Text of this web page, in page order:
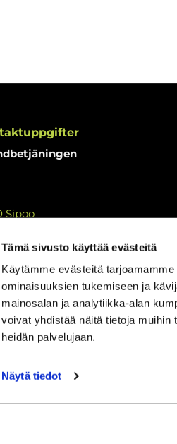
Tämä sivusto käyttää evästeitä
Käytämme evästeitä
ominaisuuksien tukemiseen ja
mainosalan ja analytiikka-alan
voivat yhdistää näitä tietoja muihin
heidän palvelujaan.
Näytä tiedot
Sipoo
tarkastuslomake